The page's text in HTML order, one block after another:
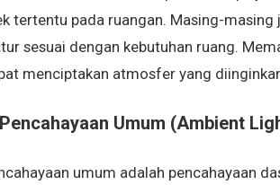
tertentu pada ruangan. Masing-
sesuai dengan kebutuhan ruang.
menciptakan atmosfer yang
Umum (Ambient
umum adalah pencahayaan